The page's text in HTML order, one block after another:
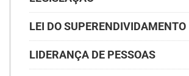
LEI DO SUPERENDIVIDAMENTO
LIDERANÇA DE PESSOAS